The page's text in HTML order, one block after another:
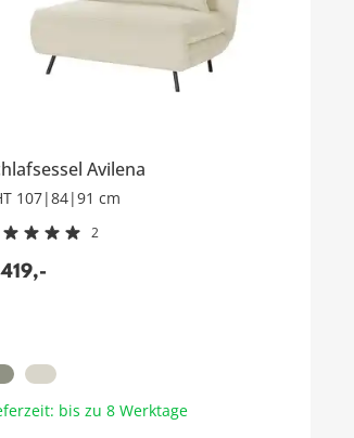
Avilena
107|84|91 cm
2
419,-
bis zu 8 Werktage